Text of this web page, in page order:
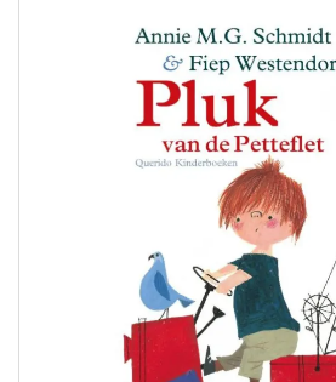
de
Magische
Wereld
van
Boeken
voor
Meisjes
6
Jaar